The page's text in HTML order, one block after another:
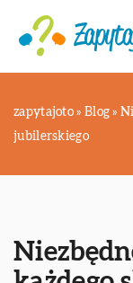
zapytajoto » Blog »
jubilerskiego